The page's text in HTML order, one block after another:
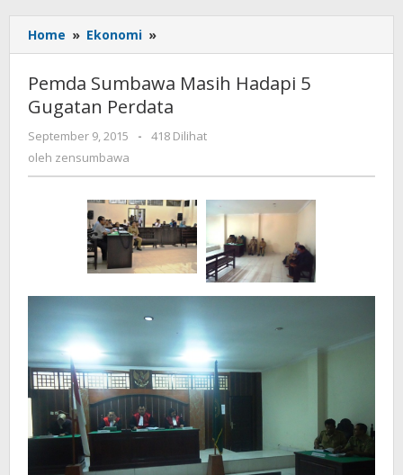
Home » Ekonomi »
Sumbawa
Hadapi
5
Gugatan
Pemda Sumbawa Masih Hadapi 5
Gugatan Perdata
September 9, 2015
oleh
-
418 Dilihat
oleh zensumbawa